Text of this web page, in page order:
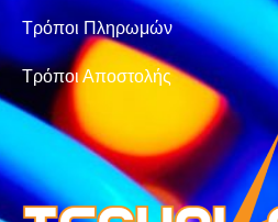
Τρόποι Πληρωμών
Τρόποι Αποστολής